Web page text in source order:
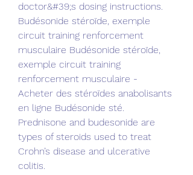
doctor&#39;s dosing instructions.
Budésonide stéroïde, exemple
circuit training renforcement
musculaire Budésonide stéroïde,
exemple circuit training
renforcement musculaire -
Acheter des stéroïdes anabolisants
en ligne Budésonide sté.
Prednisone and budesonide are
types of steroids used to treat
Crohn’s disease and ulcerative
colitis.